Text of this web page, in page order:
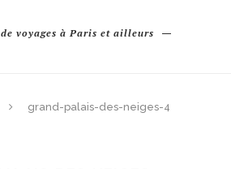
voyages à Paris et ailleurs
grand-palais-des-neiges-4